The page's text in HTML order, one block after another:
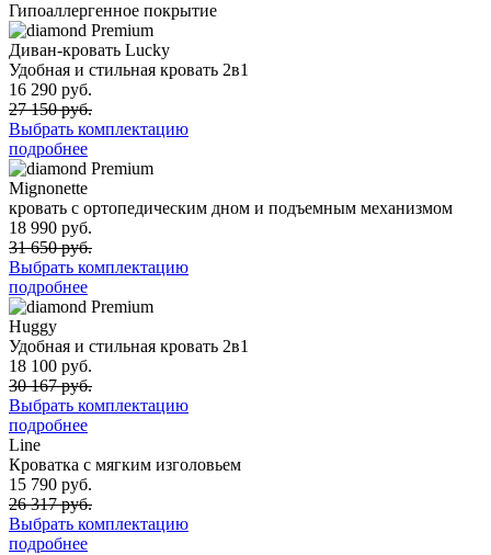
Гипоаллергенное покрытие
Premium
Диван-кровать Lucky
Удобная и стильная кровать 2в1
16 290 руб.
27 150 руб.
Выбрать комплектацию
подробнее
Premium
Mignonette
кровать с ортопедическим дном и подъемным механизмом
18 990 руб.
31 650 руб.
Выбрать комплектацию
подробнее
Premium
Huggy
Удобная и стильная кровать 2в1
18 100 руб.
30 167 руб.
Выбрать комплектацию
подробнее
Line
Кроватка с мягким изголовьем
15 790 руб.
26 317 руб.
Выбрать комплектацию
подробнее